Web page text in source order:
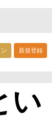
新規登録
い